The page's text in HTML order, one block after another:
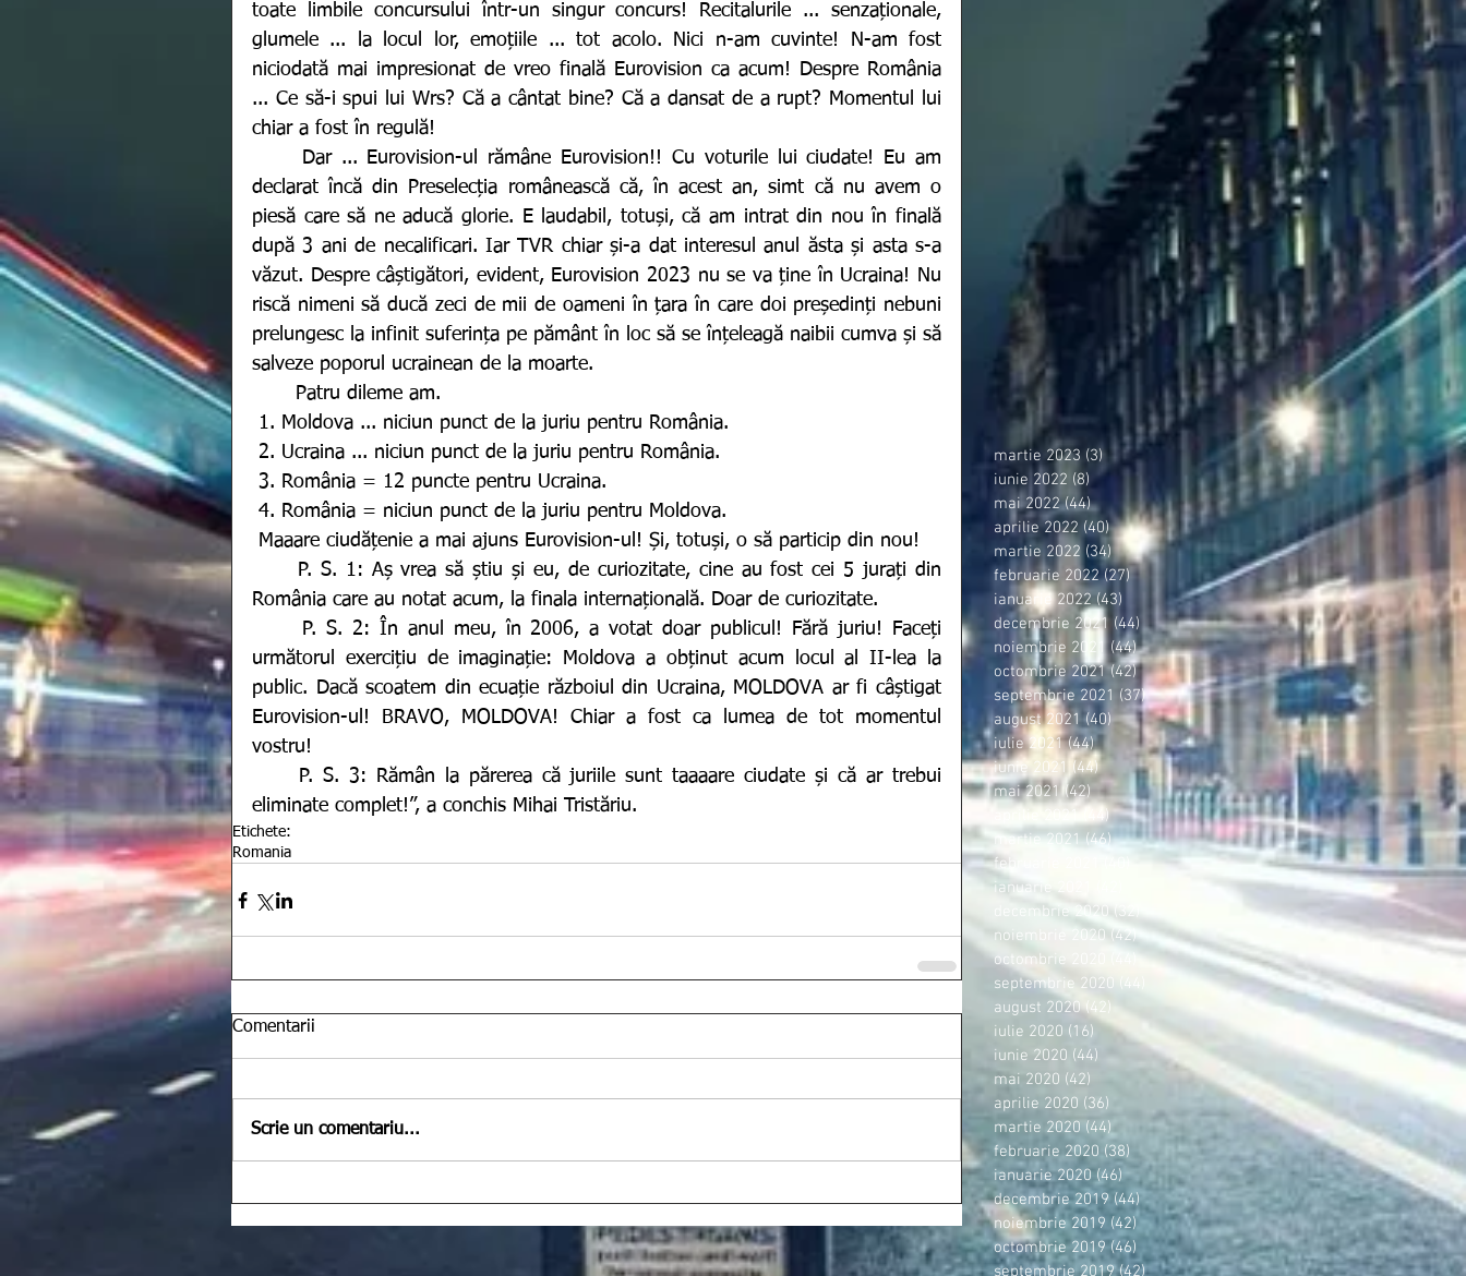
toate limbile concursului într-un singur concurs! Recitalurile ... senzaționale,
glumele ... la locul lor, emoțiile ... tot acolo. Nici n-am cuvinte! N-am fost
niciodată mai impresionat de vreo finală Eurovision ca acum! Despre România
... Ce să-i spui lui Wrs? Că a cântat bine? Că a dansat de a rupt? Momentul lui
chiar a fost în regulă!
declarat încă din Preselecția românească că, în acest an, simt că nu avem o
piesă care să ne aducă glorie. E laudabil, totuși, că am intrat din nou în finală
după 3 ani de necalificari. Iar TVR chiar și-a dat interesul anul ăsta și asta s-a
văzut. Despre câștigători, evident, Eurovision 2023 nu se va ține în Ucraina! Nu
riscă nimeni să ducă zeci de mii de oameni în țara în care doi președinți nebuni
prelungesc la infinit suferința pe pământ în loc să se înțeleagă naibii cumva și să
salveze poporul ucrainean de la moarte.
Patru dileme am.
1. Moldova ... niciun punct de la juriu pentru România.
2. Ucraina ... niciun punct de la juriu pentru România.
3. România = 12 puncte pentru Ucraina.
4. România = niciun punct de la juriu pentru Moldova.
Maaare ciudățenie a mai ajuns Eurovision-ul! Și, totuși, o să particip din nou!
România care au notat acum, la finala internațională. Doar de curiozitate.
următorul exercițiu de imaginație: Moldova a obținut acum locul al II-lea la
public. Dacă scoatem din ecuație războiul din Ucraina, MOLDOVA ar fi câștigat
Eurovision-ul! BRAVO, MOLDOVA! Chiar a fost ca lumea de tot momentul
vostru!
eliminate complet!”, a conchis Mihai Tristăriu.
Etichete:
Romania
Comentarii
Scrie un comentariu...
martie 2023 (3) 3 postări
iunie 2022 (8) 8 postări
mai 2022 (44)44 postări
aprilie 2022 (40)40 postări
martie 2022 (34)34 postări
februarie 2022 (27)27 postări
ianuarie 2022 (43) 43 postări
decembrie 2021 (44) 44 postări
noiembrie 2021
(44)44 postări
octombrie 2021 (42)42 postări
septembrie 2021 (37)37 postări
august 2021 (40)40 postări
iulie 2021 (44)44 postări
iunie 2021 (44)44 postări
mai 2021 (42)42 postări
aprilie 2021
(44)44 postări
martie 2021 (46)46 postări
februarie 2021
40 postări
ianuarie 2021
decembrie 2020 (32)
noiembrie 2020 (42)42 postări
octombrie 2020
44 postări
septembrie 2020 (44)
44 postări
august 2020 (42) 42 postări
iulie 2020 (16) 16 postări
iunie 2020 (44) 44 postări
mai 2020 (42)
aprilie 2020 (36)
martie 2020 (44)44 postări
februarie 2020 (38) 38 postări
ianuarie 2020 (46)46 postări
decembrie 2019 (44)44 postări
noiembrie 2019 (42) 42 postări
octombrie 2019 (46) 46 postări
septembrie 2019 (42)42 postări